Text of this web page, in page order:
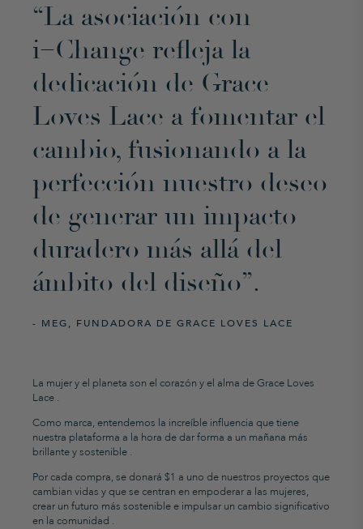
“La asociación con
i=Change refleja la
dedicación de Grace
Loves Lace a fomentar el
cambio, fusionando a la
perfección nuestro deseo
de generar un impacto
duradero más allá del
ámbito del diseño”.
- MEG, FUNDADORA DE GRACE LOVES LACE
La mujer y el planeta son el corazón y el alma de Grace Loves
Lace .
Como marca, entendemos la increíble influencia que tiene
nuestra plataforma a la hora de dar forma a un mañana más
brillante y sostenible .
Por cada compra, se donará $1 a uno de nuestros proyectos que
cambian vidas y que se centran en empoderar a las mujeres,
crear un futuro más sostenible e impulsar un cambio significativo
en la comunidad .